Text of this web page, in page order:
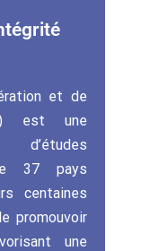
et de
est une
d’études
37 pays
centaines
promouvoir
une